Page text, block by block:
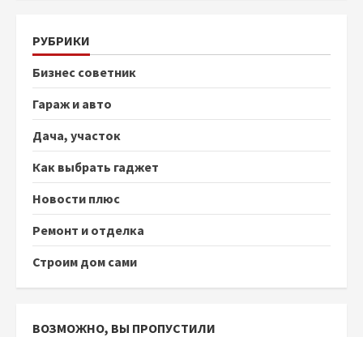
РУБРИКИ
Бизнес советник
Гараж и авто
Дача, участок
Как выбрать гаджет
Новости плюс
Ремонт и отделка
Строим дом сами
ВОЗМОЖНО, ВЫ ПРОПУСТИЛИ